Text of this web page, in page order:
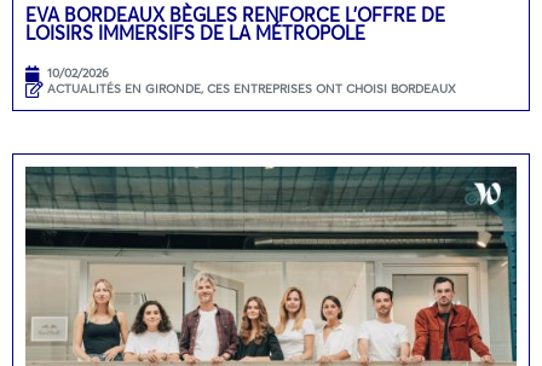
EVA BORDEAUX BÈGLES RENFORCE L’OFFRE DE
LOISIRS IMMERSIFS DE LA MÉTROPOLE
10/02/2026
ACTUALITÉS EN GIRONDE, CES ENTREPRISES ONT CHOISI BORDEAUX